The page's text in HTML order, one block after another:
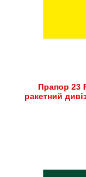
Прапор 23
ракетний